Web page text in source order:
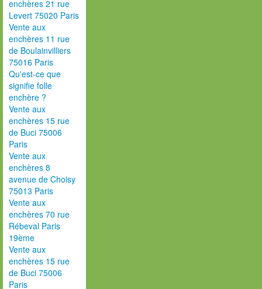
enchères 21 rue
Levert 75020 Paris
Vente aux
enchères 11 rue
de Boulainvilliers
75016 Paris
Qu'est-ce que
signifie folle
enchère ?
Vente aux
enchères 15 rue
de Buci 75006
Paris
Vente aux
enchères 8
avenue de Choisy
75013 Paris
Vente aux
enchères 70 rue
Rébeval Paris
19ème
Vente aux
enchères 15 rue
de Buci 75006
Paris